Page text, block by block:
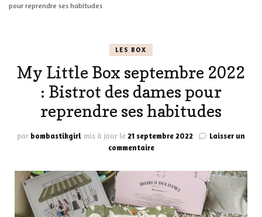
pour reprendre ses habitudes
LES BOX
My Little Box septembre 2022
: Bistrot des dames pour
reprendre ses habitudes
par bombastikgirl mis à jour le21 septembre 2022
Laisser un
commentairesur
Little
Box
septembre
2022